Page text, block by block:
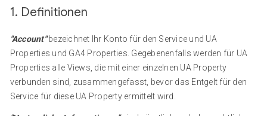
1. Definitionen
"Account"bezeichnet Ihr Konto für den Service und UA
Properties und GA4 Properties. Gegebenenfalls werden für UA
Properties alle Views, die mit einer einzelnen UA Property
verbunden sind, zusammengefasst, bevor das Entgelt für den
Service für diese UA Property ermittelt wird.